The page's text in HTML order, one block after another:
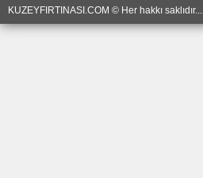
KUZEYFIRTINASI.COM © Her hakkı saklıdır...